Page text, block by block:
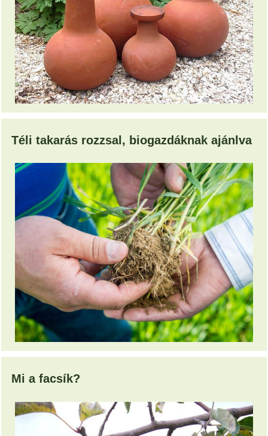
Téli takarás rozzsal, biogazdáknak ajánlva
Mi a facsík?